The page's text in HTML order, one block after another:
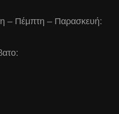
– Πέμπτη – Παρασκευή: